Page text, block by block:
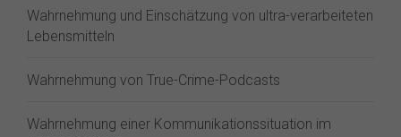
Wahrnehmung und Einschätzung von ultra-verarbeiteten
Lebensmitteln
Wahrnehmung von True-Crime-Podcasts
Wahrnehmung einer Kommunikationssituation im